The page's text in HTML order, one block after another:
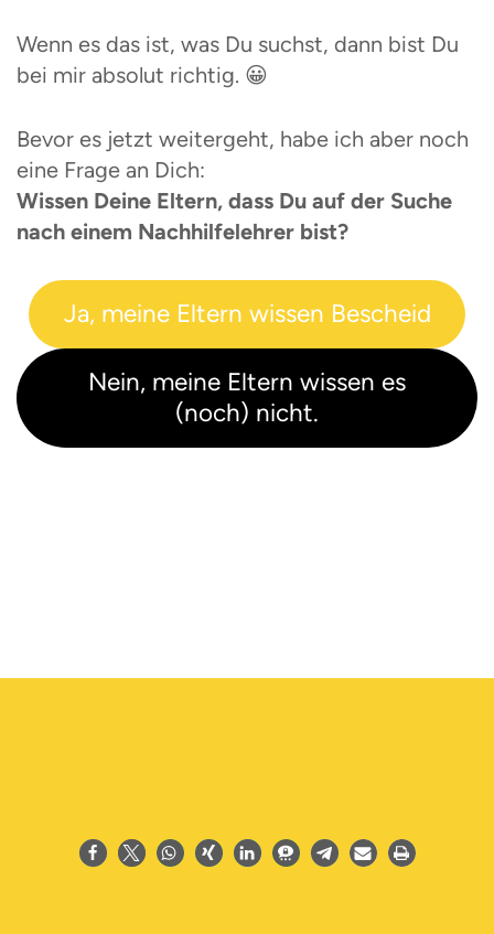
Wenn es das ist, was Du suchst, dann bist Du
bei mir absolut richtig. 😀
Bevor es jetzt weitergeht, habe ich aber noch
eine Frage an Dich:
Wissen Deine Eltern, dass Du auf der Suche
nach einem Nachhilfelehrer bist?
Ja, meine Eltern wissen Bescheid
Nein, meine Eltern wissen es
(noch) nicht.